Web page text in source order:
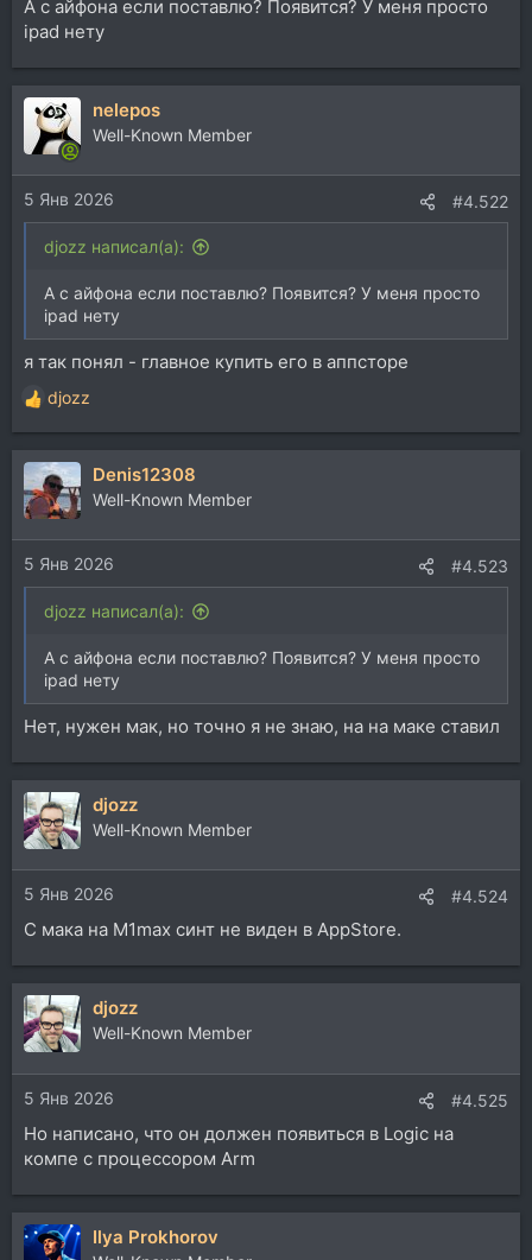
А с айфона если поставлю? Появится? У меня просто
ipad нету
nelepos
Well-Known Member
5 Янв 2026 #4.522
djozz написал(а):
А с айфона если поставлю? Появится? У меня просто
ipad нету
я так понял - главное купить его в аппсторе
Р
е
а
к
ц
и
и
:
djozz
Denis12308
Well-Known Member
5 Янв 2026 #4.523
djozz написал(а):
А с айфона если поставлю? Появится? У меня просто
ipad нету
Нет, нужен мак, но точно я не знаю, на на маке ставил
djozz
Well-Known Member
5 Янв 2026 #4.524
С мака на M1max синт не виден в AppStore.
djozz
Well-Known Member
5 Янв 2026 #4.525
Но написано, что он должен появиться в Logic на
компе с процессором Arm
Ilya Prokhorov